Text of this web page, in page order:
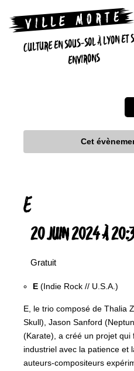
CULTURE EN SOUS-SOL À LYON ET
ENVIRONS
Cet
E
20 JUIN 2024 À
Gratuit
E (Indie Rock // U.S.A.)
E, le trio composé de Thalia
Skull), Jason Sanford
(Karate), a créé un projet qui
industriel avec la patience et
auteurs-compositeurs